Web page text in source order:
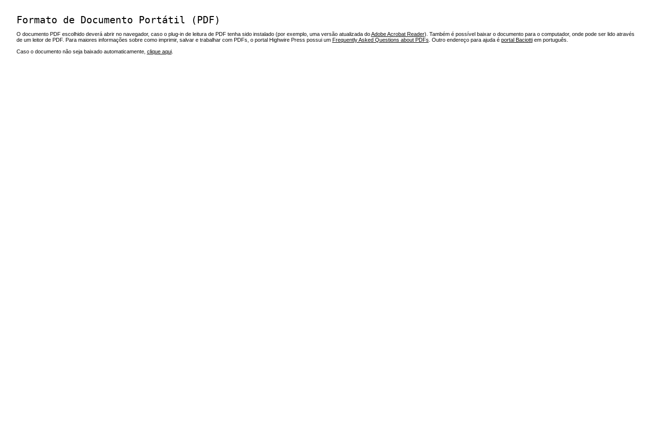
Formato de Documento Portátil (PDF)
O documento PDF escolhido deverá abrir no navegador, caso o plug-in de leitura de PDF tenha sido instalado (por exemplo, uma versão atualizada doAdobe Acrobat Reader). Também é possível baixar o documento para o computador, onde pode ser lido através
de um leitor de PDF. Para maiores informações sobre como imprimir, salvar e trabalhar com PDFs, o portal Highwire Press possui um Frequently Asked Questions about PDFs . Outro endereço para ajuda é portal Baciottiem português.
Caso o documento não seja baixado automaticamente, clique aqui.